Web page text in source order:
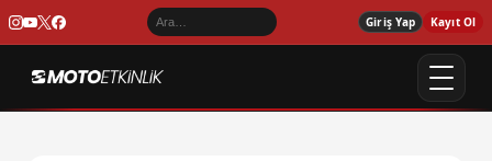
Giriş Yap Kayıt Ol